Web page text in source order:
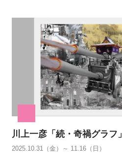
川上一彦「続・奇禍グラフ」
2025.10.31（金）～ 11.16（日）